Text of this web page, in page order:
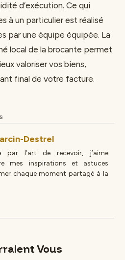
d’exécution. Ce qui
à un particulier est réalisé
par une équipe équipée. La
local de la brocante permet
valoriser vos biens,
final de votre facture.
Destrel
par l’art de recevoir, j’aime
mes inspirations et astuces
chaque moment partagé à la
Vous